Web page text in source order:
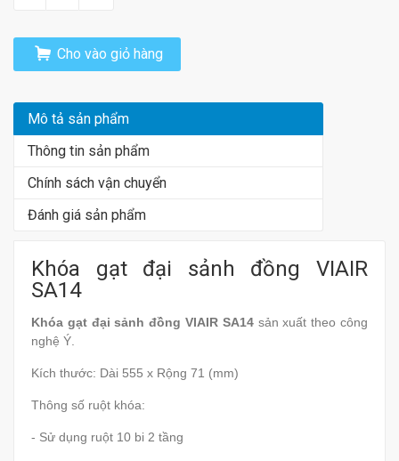
Cho vào giỏ hàng
Mô tả sản phẩm
Thông tin sản phẩm
Chính sách vận chuyển
Đánh giá sản phẩm
Khóa gạt đại sảnh đồng VIAIR
SA14
Khóa gạt đại sảnh đồng VIAIR SA14sản xuất theo công
nghệ Ý.
Kích thước: Dài 555 x Rộng 71 (mm)
Thông số ruột khóa:
- Sử dụng ruột 10 bi 2 tầng